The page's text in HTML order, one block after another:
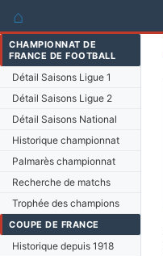
⌂
CHAMPIONNAT DE
FRANCE DE FOOTBALL
Détail Saisons Ligue 1
Détail Saisons Ligue 2
Détail Saisons National
Historique championnat
Palmarès championnat
Recherche de matchs
Trophée des champions
COUPE DE FRANCE
Historique depuis 1918